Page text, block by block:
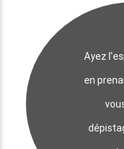
Ayez
en